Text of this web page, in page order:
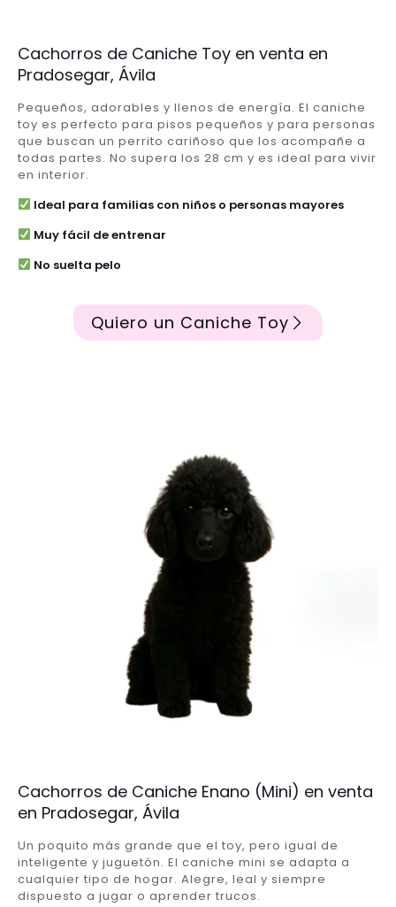
Cachorros de Caniche Toy en venta en
Pradosegar, Ávila
Pequeños, adorables y llenos de energía. El caniche
toy es perfecto para pisos pequeños y para personas
que buscan un perrito cariñoso que los acompañe a
todas partes. No supera los 28 cm y es ideal para vivir
en interior.
Ideal para familias con niños o personas mayores
Muy fácil de entrenar
No suelta pelo
Quiero un Caniche Toy
Cachorros de Caniche Enano (Mini) en venta
en Pradosegar, Ávila
Un poquito más grande que el toy, pero igual de
inteligente y juguetón. El caniche mini se adapta a
cualquier tipo de hogar. Alegre, leal y siempre
dispuesto a jugar o aprender trucos.